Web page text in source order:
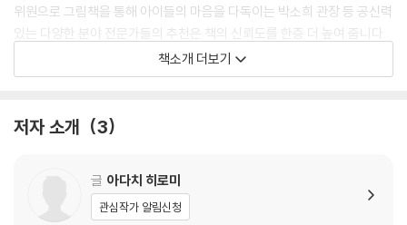
위원으로 그림책을 통해 아이들의 마음을 다독이는 박소희 관장 등 공신력
있는 다양한 분야 전문가들의 추천은 책의 신뢰도를 한층 더 높여 줍니다.
단순한 라인과 선명한 컬러, 사랑스러운 캐릭터까지 『소중해 소중해 나도
너도』의 스타일은 그대로 살리면서도 한 걸음 더 나아가 주인공의 상황과
음을 사로잡습니다.
입을 모아 말합니다. 우리 아이들이 마음을 강하게 해 줄 방법들을 실천하
며 스스로 어려움을 이겨 내고 다시 일어서는 힘을 차근차근 키워 가기를,
책소개 더보기
저자 소개 3
글 아다치 히로미
관심작가 알림신청